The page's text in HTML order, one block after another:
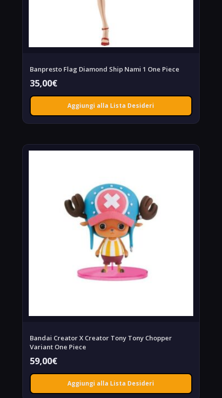
Banpresto Flag Diamond Ship Nami 1 One Piece
35,00€
Aggiungi alla Lista Desideri
Bandai Creator X Creator Tony Tony Chopper
Variant One Piece
59,00€
Aggiungi alla Lista Desideri